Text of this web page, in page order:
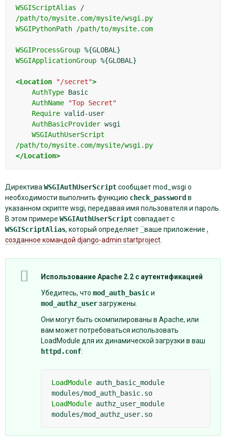
WSGIScriptAlias
/
/path/to/mysite.com/mysite/wsgi.py
WSGIPythonPath
/path/to/mysite.com
WSGIProcessGroup
WSGIApplicationGroup %{GLOBAL}
<Location "/secret">
AuthType
AuthName
"Top Secret"
Require
AuthBasicProvider
WSGIAuthUserScript
/path/to/mysite.com/mysite/wsgi.py
</Location>
Директива WSGIAuthUserScriptсообщает mod_wsgi о
необходимости выполнить функцию check_passwordв
указанном скрипте wsgi, передавая имя пользователя и пароль.
В этом примере WSGIAuthUserScriptсовпадает с
WSGIScriptAlias, который определяет``ваше приложение ,
созданное командой django-admin startproject
Использование Apache 2.2 с аутентификацией
Убедитесь, что mod_auth_basicи
mod_authz_userзагружены.
Они могут быть скомпилированы в Apache, или
вам может потребоваться использовать
LoadModule для их динамической загрузки в ваш
httpd.conf:
LoadModule auth_basic_module
LoadModule authz_user_module